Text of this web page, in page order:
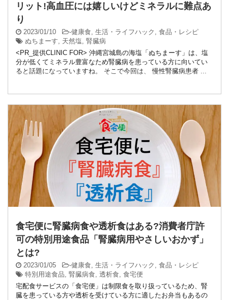
リット!高血圧には嬉しいけどミネラルに難点あ
り
2023/01/10 -健康食 生活・ライフハック
食品・レシピ
ぬちまーす
天然塩 腎臓病
<PR_提供CLINIC FOR> 沖縄宮城島の海塩「ぬちまーす」は、塩
分が低くてミネラル豊富なため腎臓病を患っている方に向いてい
ると話題になっていますね。 そこで今回は、 慢性腎臓病患者 ...
食宅便に腎臓病食や透析食はある?消費者庁許
可の特別用途食品「腎臓病用やさしいおかず」
とは?
2023/01/05 -健康食, 生活・ライフハック , 食品・レシピ
特別用途食品, 腎臓病食, 透析食, 食宅便
宅配食サービスの「食宅便」は制限食を取り扱っているため、腎
臓を患っている方や透析を受けている方に適したお弁当もあるの